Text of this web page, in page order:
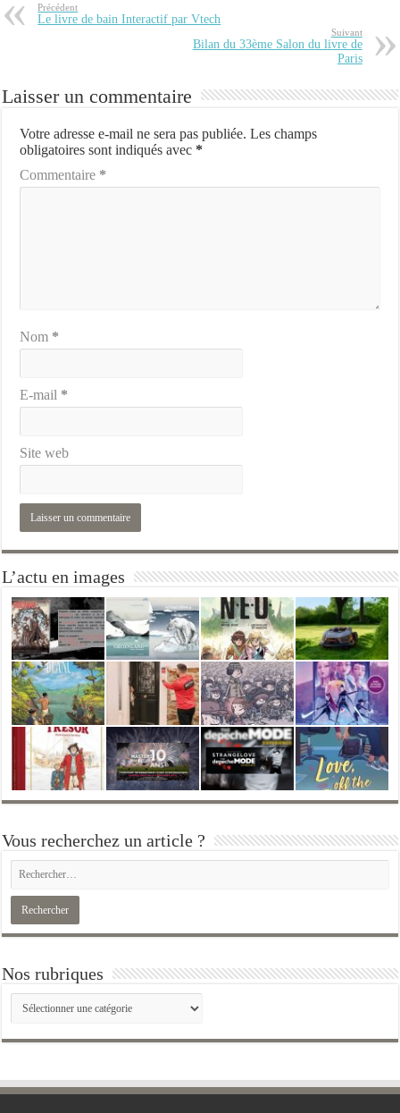
Précédent
Le livre de bain Interactif par Vtech
Suivant
Bilan du 33ème Salon du livre de
Paris
Laisser un commentaire
Votre adresse e-mail ne sera pas publiée. Les champs
obligatoires sont indiqués avec *
Commentaire *
Nom *
E-mail *
Site web
L’actu en images
Vous recherchez un article ?
Nos rubriques
Nos
rubriques